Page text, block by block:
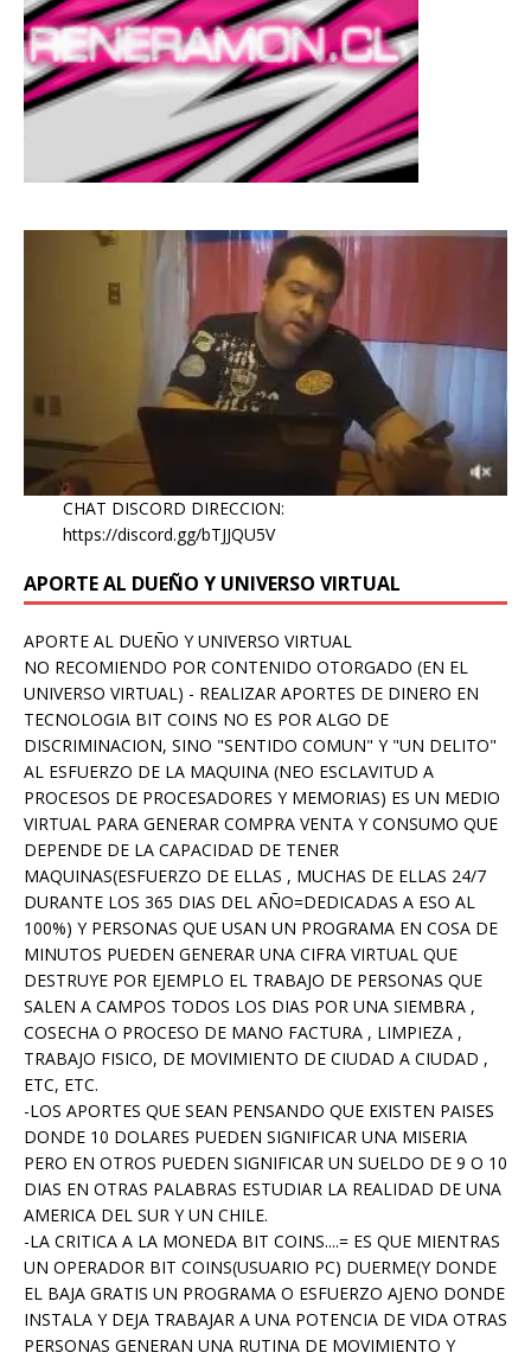
CHAT DISCORD DIRECCION:
https://discord.gg/bTJJQU5V
APORTE AL DUEÑO Y UNIVERSO VIRTUAL
APORTE AL DUEÑO Y UNIVERSO VIRTUAL
NO RECOMIENDO POR CONTENIDO OTORGADO (EN EL
UNIVERSO VIRTUAL) - REALIZAR APORTES DE DINERO EN
TECNOLOGIA BIT COINS NO ES POR ALGO DE
DISCRIMINACION, SINO "SENTIDO COMUN" Y "UN DELITO"
AL ESFUERZO DE LA MAQUINA (NEO ESCLAVITUD A
PROCESOS DE PROCESADORES Y MEMORIAS) ES UN MEDIO
VIRTUAL PARA GENERAR COMPRA VENTA Y CONSUMO QUE
DEPENDE DE LA CAPACIDAD DE TENER
MAQUINAS(ESFUERZO DE ELLAS , MUCHAS DE ELLAS 24/7
DURANTE LOS 365 DIAS DEL AÑO=DEDICADAS A ESO AL
100%) Y PERSONAS QUE USAN UN PROGRAMA EN COSA DE
MINUTOS PUEDEN GENERAR UNA CIFRA VIRTUAL QUE
DESTRUYE POR EJEMPLO EL TRABAJO DE PERSONAS QUE
SALEN A CAMPOS TODOS LOS DIAS POR UNA SIEMBRA ,
COSECHA O PROCESO DE MANO FACTURA , LIMPIEZA ,
TRABAJO FISICO, DE MOVIMIENTO DE CIUDAD A CIUDAD ,
ETC, ETC.
-LOS APORTES QUE SEAN PENSANDO QUE EXISTEN PAISES
DONDE 10 DOLARES PUEDEN SIGNIFICAR UNA MISERIA
PERO EN OTROS PUEDEN SIGNIFICAR UN SUELDO DE 9 O 10
DIAS EN OTRAS PALABRAS ESTUDIAR LA REALIDAD DE UNA
AMERICA DEL SUR Y UN CHILE.
-LA CRITICA A LA MONEDA BIT COINS....= ES QUE MIENTRAS
UN OPERADOR BIT COINS(USUARIO PC) DUERME(Y DONDE
EL BAJA GRATIS UN PROGRAMA O ESFUERZO AJENO DONDE
INSTALA Y DEJA TRABAJAR A UNA POTENCIA DE VIDA OTRAS
PERSONAS GENERAN UNA RUTINA DE MOVIMIENTO Y